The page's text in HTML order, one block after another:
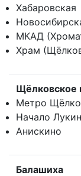
Хабаровская
МКАД
Храм
Щёлковское
Метро
Начало
Анискино
Балашиха